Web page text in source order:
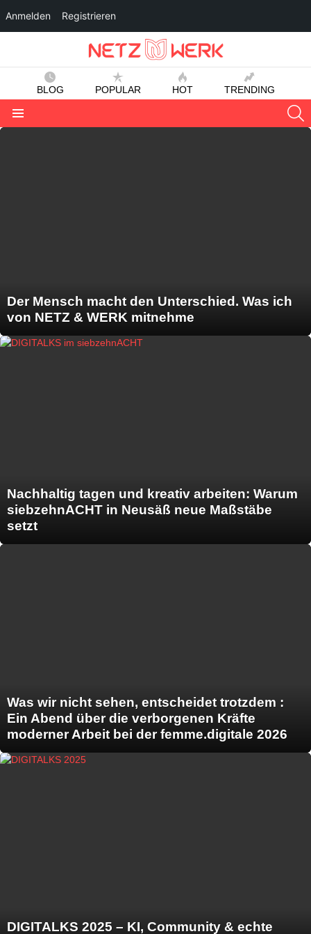
BLOG POPULAR HOT TRENDING
Der Mensch macht den Unterschied. Was ich
von NETZ & WERK mitnehme
Nachhaltig tagen und kreativ arbeiten: Warum
siebzehnACHT in Neusäß neue Maßstäbe
setzt
Was wir nicht sehen, entscheidet trotzdem :
Ein Abend über die verborgenen Kräfte
moderner Arbeit bei der femme.digitale 2026
DIGITALKS 2025 – KI, Community & echte
Anmelden Registrieren